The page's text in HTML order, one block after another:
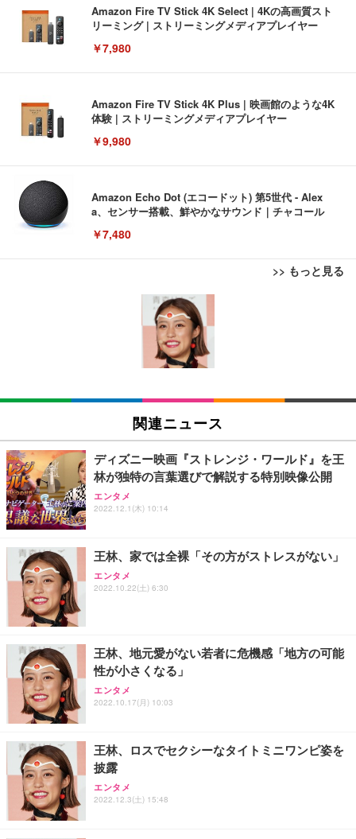
Amazon Fire TV Stick 4K Select | 4Kの高画質スト
リーミング | ストリーミングメディアプレイヤー
￥7,980
Amazon Fire TV Stick 4K Plus | 映画館のような4K
体験 | ストリーミングメディアプレイヤー
￥9,980
Amazon Echo Dot (エコードット) 第5世代 - Alex
a、センサー搭載、鮮やかなサウンド｜チャコール
￥7,480
>> もっと見る
[EdoErgo] オフィスチェア 椅子 テレワーク 疲れな
い 跳ね上げ式アームレスト コンパクト 約105度ロッ
キング pc 事務椅子 360度回転 座面昇降 強化ナイロ
ン樹脂ベース 通気性メッシュ 在宅ワーク H-WY01
(黒網+黒枠+黒足)
SIHOO B100 オフィスチェア／デスクチェア メッシ
ュチェア 人間工学 疲れない ブラック
￥27,999
Sezlife オフィスチェア デスクチェア 疲れない テレ
ワーク チェア 強化バックレスト 30度ロッキング機
能 人間工学 椅子 腰サポート 90度跳ね上げ式アーム
務用 おしゃれ パソコンチェア (ブラック)
Sezlife オフィスチェア デスクチェア 疲れない テレ
ワーク チェア 強化バックレスト 30度ロッキング機
務用 おしゃれ パソコンチェア (ホワイト)
ANDWINT オフィスチェア デスクチェア 肘なし メ
ッシュ 通気性 ランバーサポート付き 腰サポート ガ
ス圧無段階昇降 360度回転 キャスター付き コンパク
EIZO ビジネス向けプレミアムモニター | FlexScan
EV3240X-WT | 31.5型4K UHD・USB Type-C・ホワ
EIZO ビジネス向けプレミアムモニター | FlexScan
￥109,572
【純正品】27"ゲーミングモニター DualSense 充電
フック付き（CFI-ZDM1J）
【整備済み品】Dell E2724HS 27インチ 液晶モニタ
ー フルHD（1920×1080）VA 非光沢 HDMI/DisplayP
【MiniLED/24.5inch/280Hz/FHD】GRAPHT THE S
HOOTER Gaming Monitor 24” Essential ゲーミン
グモニター QD 24.5インチ 1ms FHD 量子ドット 残
Amazonベーシック ペットシーツ 薄型 レギュラー 1
回使い捨て 無香料 ホワイト 300枚
Amazonベーシック ペットシーツ 厚型 ワイド 42枚
x2袋(84枚) ホワイト(吸収面:ライトブルー)
￥3,234
ネオ・ルーライフ ネオ・オムツ L 中型犬用 26枚入
り 単品
Smart Basic(スマートベーシック) 【Amazon.co.jp
限定】 Smart Basic アイリスオーヤマ ペットシーツ
アイリスオーヤマ ペットシーツ 超厚型 お徳用 レギ
ュラー 200枚入【Amazon.co.jp限定】
関連ニュース
ディズニー映画『ストレンジ・ワールド』を王
林が独特の言葉選びで解説する特別映像公開
エンタメ
2022.12.1(木) 10:14
王林、家では全裸「その方がストレスがない」
エンタメ
2022.10.22(土) 6:30
王林、地元愛がない若者に危機感「地方の可能
性が小さくなる」
エンタメ
2022.10.17(月) 10:03
王林、ロスでセクシーなタイトミニワンピ姿を
披露
エンタメ
2022.12.3(土) 15:48